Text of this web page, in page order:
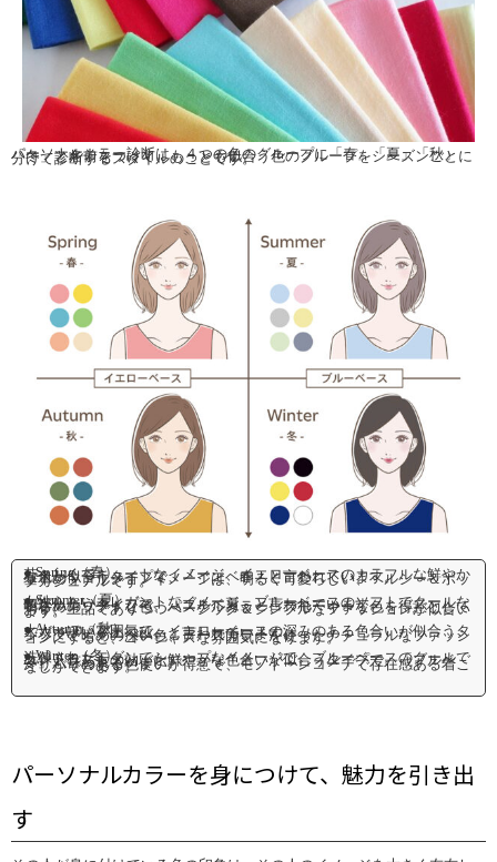
パーソナルカラー診断は、４つの色のグループに「春」「夏」「秋」「冬」と名前をつけて、もっとも似合う色のグループをシーズンごとに分けて診断するスタイルのことです。
● Spring（春）
若々しくてキュートなイメージ、イエローベースのカラフルな鮮やかな色が似合うタイプで、「イエベ春」と言われています。
基本のファッションイメージは、明るく可愛らしい、ヘルシー＆ポップカジュアルです。
● Summer（夏）
女性らしいエレガントなイメージ、ブルーベースのソフトでクールな色が似合うタイプで、「ブルベ夏」と言われています。
明るめのソフトな色、パステルカラー、スモーキーな色を得意としており、上品でありつつベーシック＆シンプルなファッションが似合います。
● Autumn（秋）
大人っぽい雰囲気で、イエローベースの深みのある色合いが似合うタイプで、「イエベ秋」と言われています。
シックで暗めの深い色、アースカラーを使ったナチュラルなファッションにすると、ゴージャスな雰囲気になります。
● Winter（冬）
洗練されたモダンでシャープなイメージで、ブルーベースのクールでコントラストの効いた鮮やかな色合いが似合うタイプで、「ブルベ冬」と言われています。
メリハリのある色使いが得意で、モノトーンコーデで存在感ある着こなしができます。
パーソナルカラーを身につけて、魅力を引き出
す